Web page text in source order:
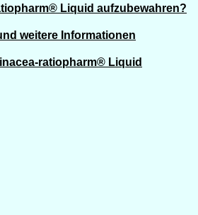
Liquid aufzubewahren?
weitere Informationen
ratiopharm® Liquid